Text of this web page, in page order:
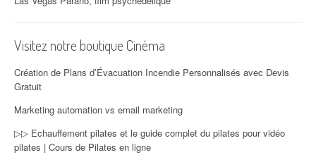
Visitez notre boutique Cinéma
Création de Plans d’Évacuation Incendie Personnalisés avec Devis
Gratuit
Marketing automation vs email marketing
▷▷ Echauffement pilates et le guide complet du pilates pour vidéo
pilates | Cours de Pilates en ligne